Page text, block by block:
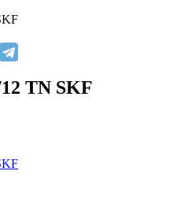
TN SKF